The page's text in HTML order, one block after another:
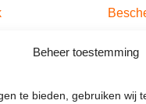
Beheer toestemming
te bieden, gebruiken wij